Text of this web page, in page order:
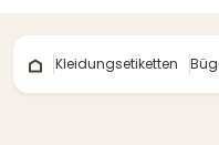
Kleidungsetiketten